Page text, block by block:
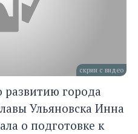
скрин с видео
развитию города
Ульяновска Инна
о подготовке к